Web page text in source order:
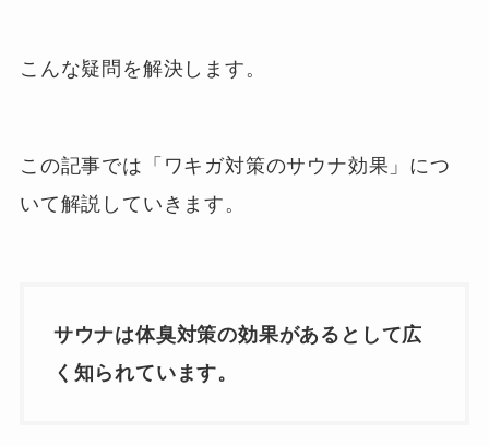
こんな疑問を解決します。
この記事では「ワキガ対策のサウナ効果」につ
いて解説していきます。
サウナは体臭対策の効果があるとして広
く知られています。